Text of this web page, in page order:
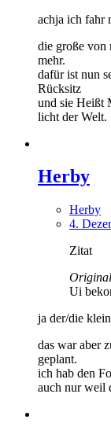
achja ich fahr
die große von
mehr.
dafür ist nun
Rücksitz
und sie Heißt
licht der Welt.
Herby
Herby
4.
Zitat
Ui
ja der/die
das war aber
geplant.
ich hab den
auch nur weil